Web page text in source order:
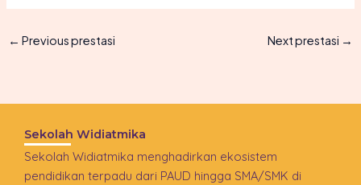
← Previous prestasi Next prestasi →
Sekolah Widiatmika
Sekolah Widiatmika menghadirkan ekosistem
pendidikan terpadu dari PAUD hingga SMA/SMK di